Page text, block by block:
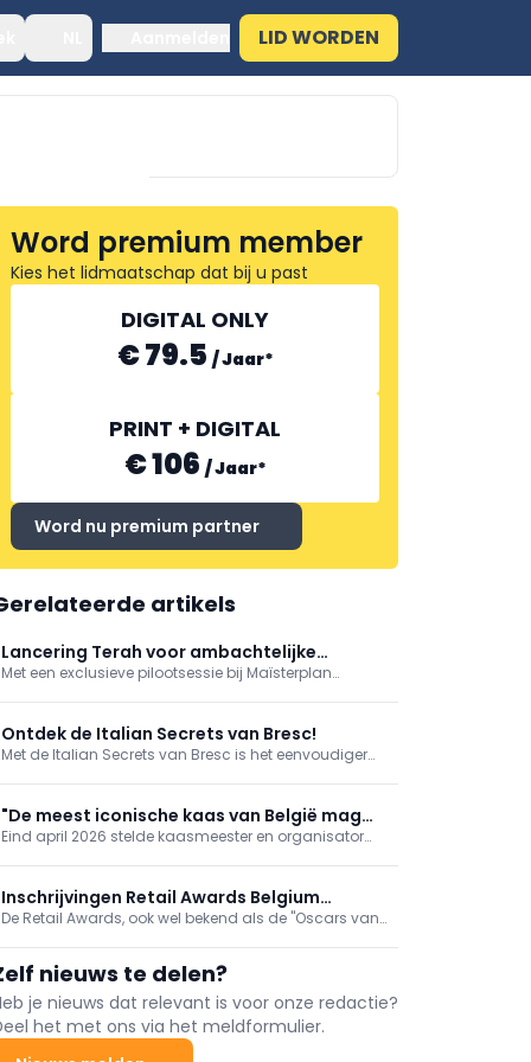
LID WORDEN
FOOD ASSOCIATES GROUP
Word premium member
Kies het lidmaatschap dat bij u past
DIGITAL ONLY
€ 79.5 /Jaar*
PRINT + DIGITAL
€ 106 /Jaar*
Word nu premium partner
artikels
Lancering Terah voor ambachtelijke
bakkers
Met een exclusieve pilootsessie bij Maïsterplan
stap naar duurzamer brood, met 30% lagere CO₂-
uitstoot voor de bloem, zonder in te boeten op
Ontdek de Italian Secrets van Bresc!
Met de Italian Secrets van Bresc is het eenvoudiger
diversiteit van de Italiaanse keuken, zonder dat het je
al te veel tijd en werk kost.
"De meest iconische kaas van België mag
niet verloren gaan"
Eind april 2026 stelde kaasmeester en organisator
voorkomen dat er culinair erfgoed verdwijnt.
Inschrijvingen Retail Awards Belgium
gestart
De Retail Awards, ook wel bekend als de "Oscars van
service en een goed management zijn de cruciale
troeven voor de kleine Retailondernemers in
Vlaanderen, die worden beoordeeld door een
professionele vakjury. Genomineerde deelnemers
ontvangen het Certificaat van Goed Gastheerschap,
nieuws te delen?
je nieuws dat relevant is voor onze redactie?
het met ons via het meldformulier.